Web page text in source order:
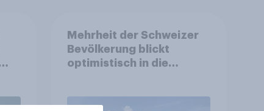
Mehrheit der Schweizer
Bevölkerung blickt
optimistisch in die
Gesundheitswesen und